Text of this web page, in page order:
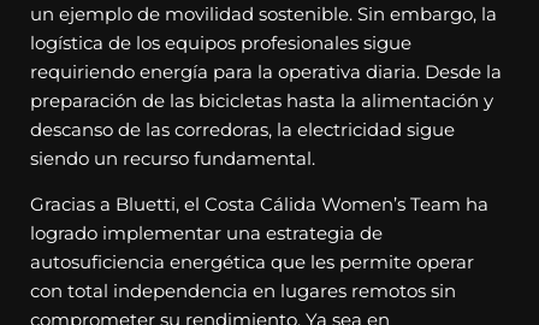
un ejemplo de movilidad sostenible. Sin embargo, la
logística de los equipos profesionales sigue
requiriendo energía para la operativa diaria. Desde la
preparación de las bicicletas hasta la alimentación y
descanso de las corredoras, la electricidad sigue
siendo un recurso fundamental.
Gracias a Bluetti, el Costa Cálida Women’s Team ha
logrado implementar una estrategia de
autosuficiencia energética que les permite operar
con total independencia en lugares remotos sin
comprometer su rendimiento. Ya sea en